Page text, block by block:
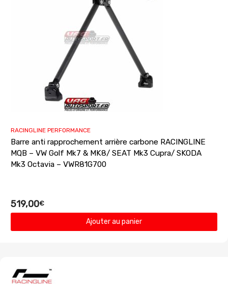
RACINGLINE PERFORMANCE
Barre anti rapprochement arrière carbone RACINGLINE
MQB – VW Golf Mk7 & MK8/ SEAT Mk3 Cupra/ SKODA
Mk3 Octavia – VWR81G700
519,00€
Ajouter au panier